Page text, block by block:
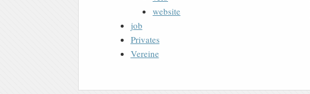
website
job
Privates
Vereine